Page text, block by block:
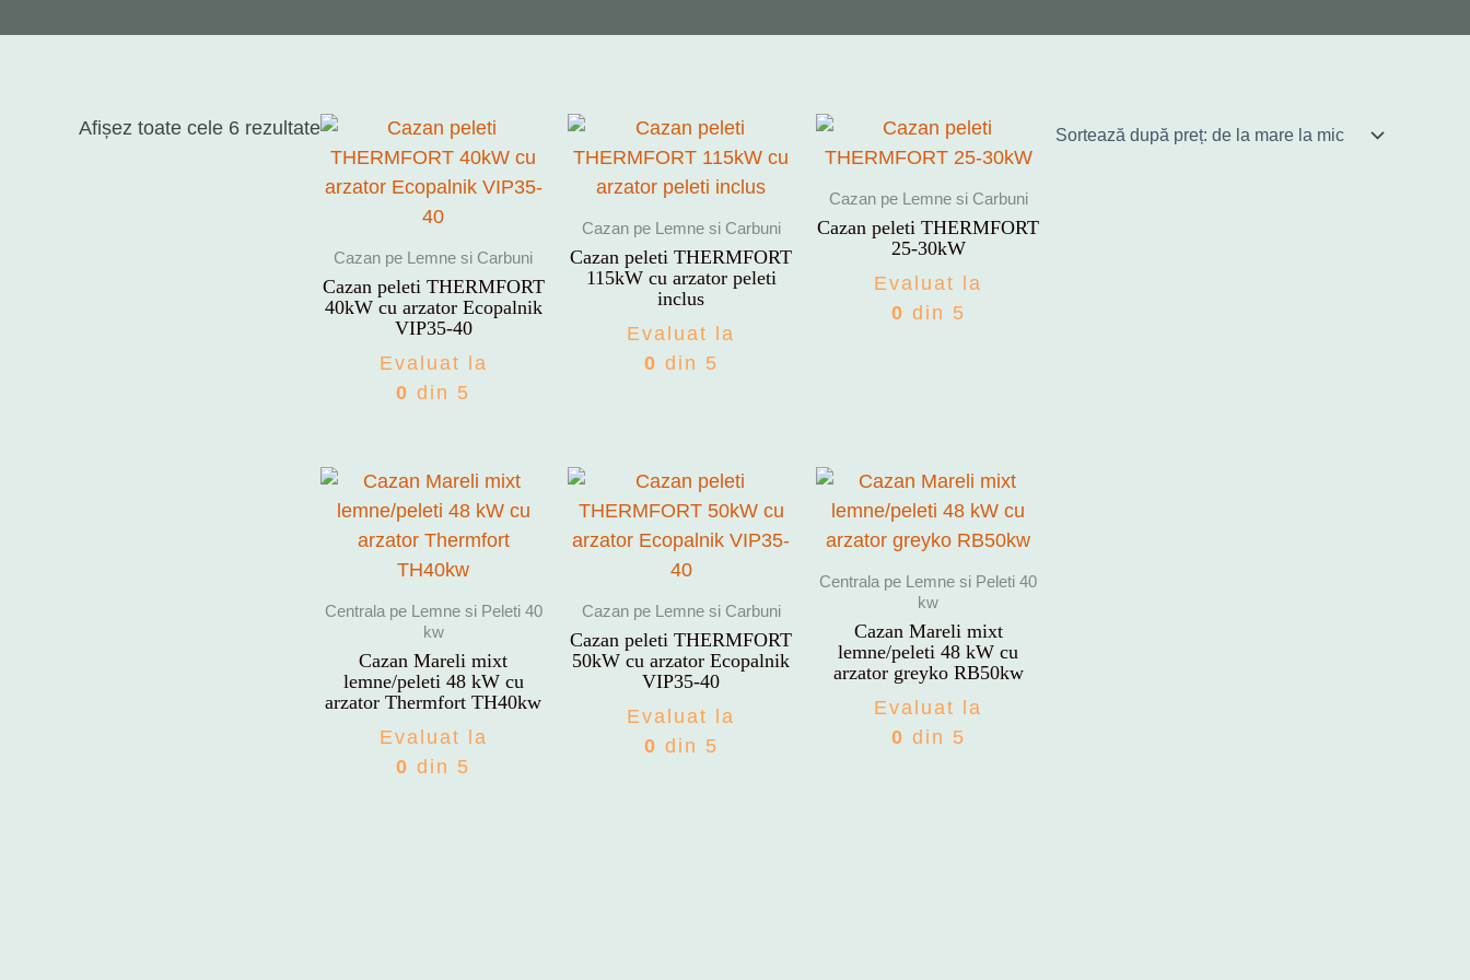
Afișez toate cele 6 rezultateSortat
după
preț:
mare
la
Cazan pe Lemne si Carbuni
Cazan peleti THERMFORT
40kW cu arzator Ecopalnik
VIP35-40
Evaluat la
0 din 5
Cazan pe Lemne si Carbuni
Cazan peleti THERMFORT
115kW cu arzator peleti
inclus
Evaluat la
0 din 5
Cazan pe Lemne si Carbuni
Cazan peleti THERMFORT
25-30kW
Evaluat la
0 din 5
Centrala pe Lemne si Peleti 40
kw
Cazan Mareli mixt
lemne/peleti 48 kW cu
arzator Thermfort TH40kw
Evaluat la
0 din 5
Cazan pe Lemne si Carbuni
Cazan peleti THERMFORT
50kW cu arzator Ecopalnik
VIP35-40
Evaluat la
0 din 5
Centrala pe Lemne si Peleti 40
kw
Cazan Mareli mixt
lemne/peleti 48 kW cu
arzator greyko RB50kw
Evaluat la
0 din 5